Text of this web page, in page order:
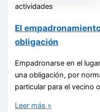
actividades
El
obligación
Empadronarse en el
una obligación, por
particular para el vecino
Leer más »